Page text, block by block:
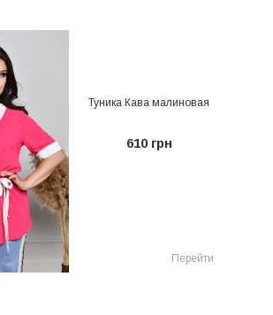
Туника Кава малиновая
610 грн
Перейти